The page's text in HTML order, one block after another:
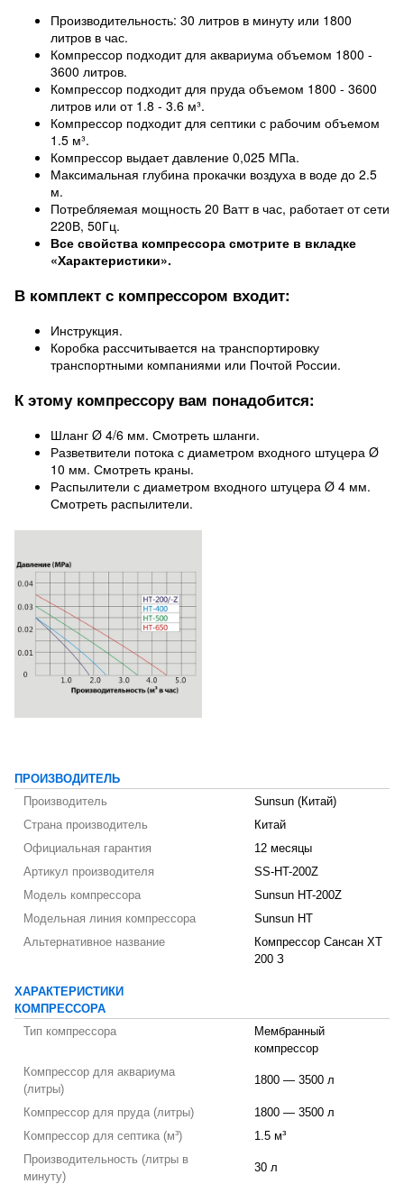
Производительность: 30 литров в минуту или 1800
литров в час.
Компрессор подходит для аквариума объемом 1800 -
3600 литров.
Компрессор подходит для пруда объемом 1800 - 3600
литров или от 1.8 - 3.6 м³.
Компрессор подходит для септики с рабочим объемом
1.5 м³.
Компрессор выдает давление 0,025 МПа.
Максимальная глубина прокачки воздуха в воде до 2.5
м.
Потребляемая мощность 20 Ватт в час, работает от сети
220В, 50Гц.
Все свойства компрессора смотрите в вкладке
«Характеристики».
В комплект с компрессором входит:
Инструкция.
Коробка рассчитывается на транспортировку
транспортными компаниями или Почтой России.
К этому компрессору вам понадобится:
Шланг Ø 4/6 мм. Смотреть шланги.
Разветвители потока с диаметром входного штуцера Ø
10 мм. Смотреть краны.
Распылители с диаметром входного штуцера Ø 4 мм.
Смотреть распылители.
ПРОИЗВОДИТЕЛЬ
Производитель
Sunsun (Китай)
Страна производитель
Китай
Официальная гарантия
12 месяцы
Артикул производителя
SS-HT-200Z
Модель компрессора
Sunsun HT-200Z
Модельная линия компрессора
Sunsun HT
Альтернативное название
Компрессор Сансан ХТ
200 З
ХАРАКТЕРИСТИКИ
КОМПРЕССОРА
Тип компрессора
Мембранный
компрессор
Компрессор для аквариума
(литры)
1800 — 3500 л
Компрессор для пруда (литры)
1800 — 3500 л
Компрессор для септика (м³)
1.5 м³
Производительность (литры в
минуту)
30 л